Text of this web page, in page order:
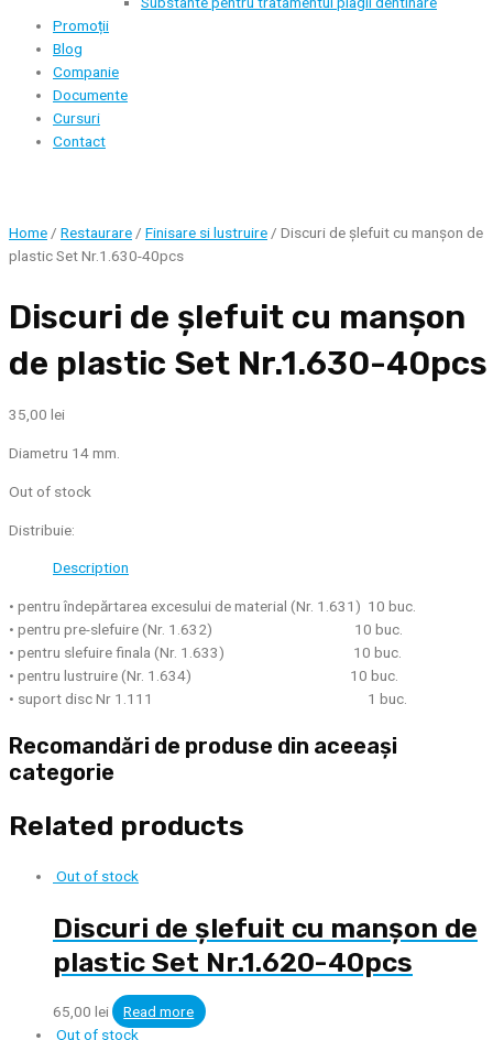
Promoții
Blog
Companie
Documente
Cursuri
Contact
Home / Restaurare / Finisare si lustruire / Discuri de șlefuit cu manșon de
plastic Set Nr.1.630-40pcs
Discuri de șlefuit cu manșon
de plastic Set Nr.1.630-40pcs
35,00 lei
Diametru 14 mm.
Out of stock
Distribuie:
Description
• pentru îndepărtarea excesului de material (Nr. 1.631) 10 buc.
• pentru pre-slefuire (Nr. 1.632) 10 buc.
• pentru slefuire finala (Nr. 1.633) 10 buc.
• pentru lustruire (Nr. 1.634) 10 buc.
• suport disc Nr 1.111 1 buc.
Recomandări de produse din aceeași
categorie
Related products
Out of stock
Discuri de șlefuit cu manșon de
plastic Set Nr.1.620-40pcs
65,00 lei
Read more
Out of stock